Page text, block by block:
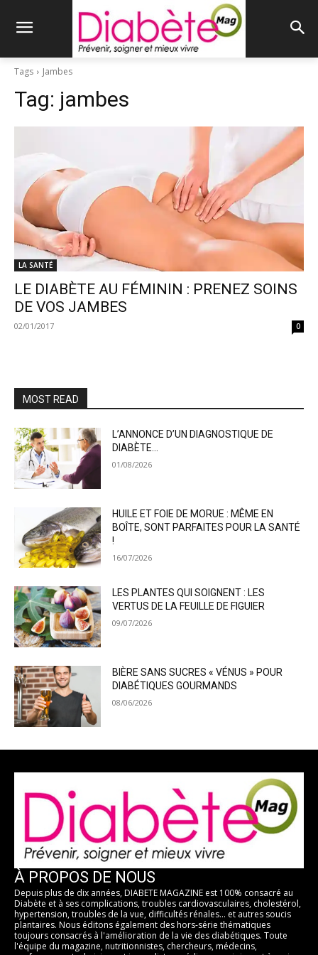
Tags Jambes
Tag: jambes
LA SANTÉ
LE DIABÈTE AU FÉMININ : PRENEZ SOINS
DE VOS JAMBES
02/01/2017 0
MOST READ
L’ANNONCE D’UN DIAGNOSTIQUE DE
DIABÈTE…
01/08/2026
HUILE ET FOIE DE MORUE : MÊME EN
BOÎTE, SONT PARFAITES POUR LA SANTÉ
!
16/07/2026
LES PLANTES QUI SOIGNENT : LES
VERTUS DE LA FEUILLE DE FIGUIER
09/07/2026
BIÈRE SANS SUCRES « VÉNUS » POUR
DIABÉTIQUES GOURMANDS
08/06/2026
À PROPOS DE NOUS
Depuis plus de dix années, DIABETE MAGAZINE est 100% consacré au
Diabète et à ses complications, troubles cardiovasculaires, cholestérol,
hypertension, troubles de la vue, difficultés rénales... et autres soucis
plantaires. Nous éditons également des hors-série thématiques
toujours consacrés à l'amélioration de la vie des diabétiques. Toute
l'équipe du magazine, nutritionnistes, chercheurs, médecins,